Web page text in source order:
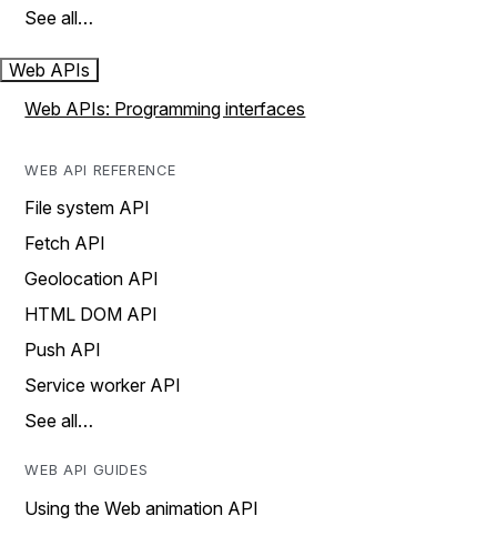
See all…
Web APIs
Web APIs: Programming interfaces
WEB API REFERENCE
File system API
Fetch API
Geolocation API
HTML DOM API
Push API
Service worker API
See all…
WEB API GUIDES
Using the Web animation API